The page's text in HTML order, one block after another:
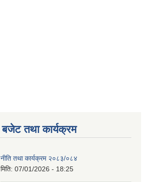
बजेट तथा कार्यक्रम
नीति तथा कार्यक्रम २०८३/०८४
मिति: 07/01/2026 - 18:25